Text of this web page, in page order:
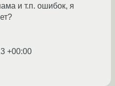
и т.п. ошибок, я
+00:00